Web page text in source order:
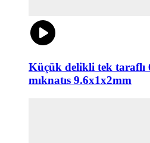
Küçük delikli tek
mıknatıs 9.6x1x2mm